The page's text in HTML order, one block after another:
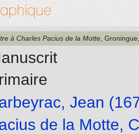
à Charles Pacius de la Motte , Groningue
Jean
de la Motte,